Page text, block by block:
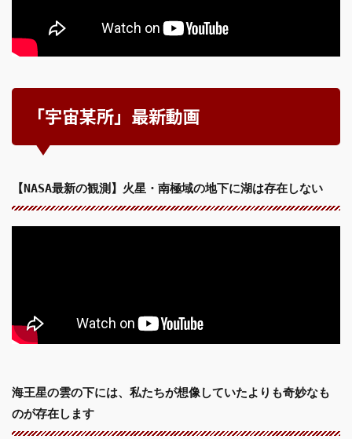
「宇宙某所」最新動画
【NASA最新の観測】火星・南極域の地下に湖は存在しない
海王星の雲の下には、私たちが想像していたよりも奇妙なも
のが存在します